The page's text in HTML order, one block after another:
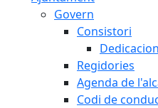
Govern
Consistori
Regidories
Agenda de
Codi de